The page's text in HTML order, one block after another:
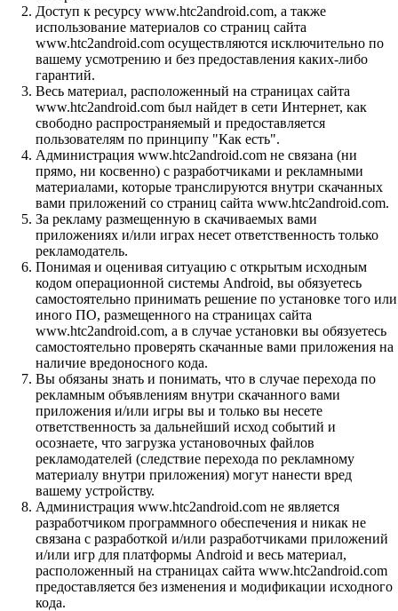
Доступ к ресурсу www.htc2android.com, а также
использование материалов со страниц сайта
www.htc2android.com осуществляются исключительно по
вашему усмотрению и без предоставления каких-либо
гарантий.
Весь материал, расположенный на страницах сайта
www.htc2android.com был найдет в сети Интернет, как
свободно распространяемый и предоставляется
пользователям по принципу "Как есть".
Администрация www.htc2android.com не связана (ни
прямо, ни косвенно) с разработчиками и рекламными
материалами, которые транслируются внутри скачанных
вами приложений со страниц сайта www.htc2android.com.
За рекламу размещенную в скачиваемых вами
приложениях и/или играх несет ответственность только
рекламодатель.
Понимая и оценивая ситуацию с открытым исходным
кодом операционной системы Android, вы обязуетесь
самостоятельно принимать решение по установке того или
иного ПО, размещенного на страницах сайта
www.htc2android.com, а в случае установки вы обязуетесь
самостоятельно проверять скачанные вами приложения на
наличие вредоносного кода.
Вы обязаны знать и понимать, что в случае перехода по
рекламным объявлениям внутри скачанного вами
приложения и/или игры вы и только вы несете
ответственность за дальнейший исход событий и
осознаете, что загрузка установочных файлов
рекламодателей (следствие перехода по рекламному
материалу внутри приложения) могут нанести вред
вашему устройству.
Администрация www.htc2android.com не является
разработчиком программного обеспечения и никак не
связана с разработкой и/или разработчиками приложений
и/или игр для платформы Android и весь материал,
расположенный на страницах сайта www.htc2android.com
предоставляется без изменения и модификации исходного
кода.